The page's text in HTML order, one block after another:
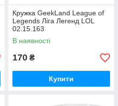
Кружка GeekLand League of
Legends Ліга Легенд LOL
02.15.163
В наявності
170 ₴
Купити